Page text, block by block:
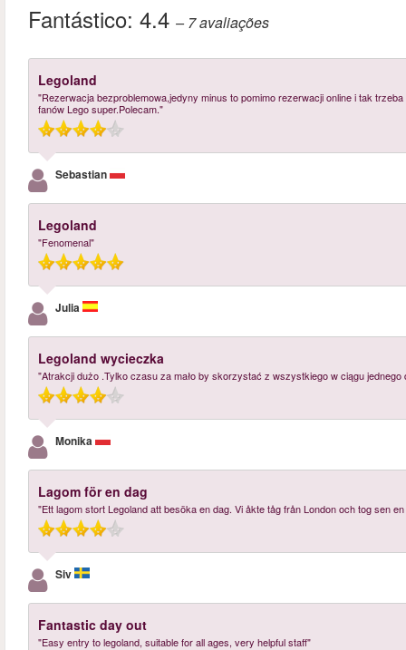
Fantástico: 4.4 – 7avaliações
Legoland
"Rezerwacja bezproblemowa,jedyny minus to pomimo rezerwacji online i tak
fanów Lego super.Polecam."
Sebastian
Legoland
"Fenomenal"
Julia
Legoland wycieczka
"Atrakcji dużo .Tylko czasu za mało by skorzystać z wszystkiego w ciągu jednego
Monika
Lagom för en dag
"Ett lagom stort Legoland att besöka en dag. Vi åkte tåg från London och tog sen
Siv
Fantastic day out
"Easy entry to legoland, suitable for all ages, very helpful staff"